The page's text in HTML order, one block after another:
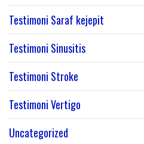
Testimoni Saraf kejepit
Testimoni Sinusitis
Testimoni Stroke
Testimoni Vertigo
Uncategorized